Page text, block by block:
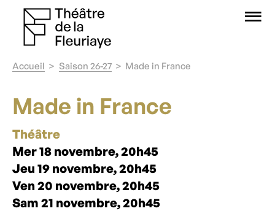
Accueil Saison 26-27 Made in France
Made in France
Théâtre
Mer 18 novembre, 20h45
Jeu 19 novembre, 20h45
Ven 20 novembre, 20h45
Sam 21 novembre, 20h45